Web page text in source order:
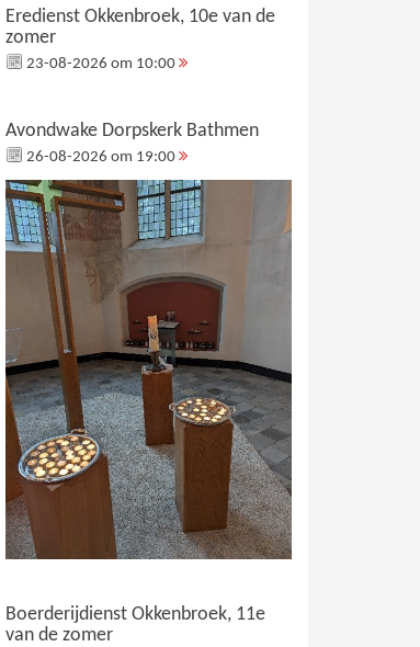
Eredienst Okkenbroek, 10e van de
zomer
23-08-2026 om 10:00
Avondwake Dorpskerk Bathmen
26-08-2026 om 19:00
Boerderijdienst Okkenbroek, 11e
van de zomer